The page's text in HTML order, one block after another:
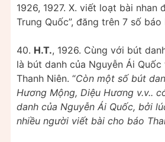
1926, 1927. X. viết loạt bài nhan
Trung Quốc”, đăng trên 7 số báo
40. H.T., 1926. Cùng với bút
là bút danh của Nguyễn Ái
Thanh Niên. “Còn một số bút
Hương Mộng, Diệu Hương v.v..
danh của Nguyễn Ái Quốc, bởi
nhiều người viết bài cho báo